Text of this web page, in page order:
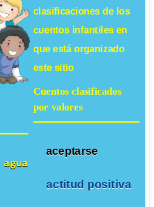
clasificaciones de los
cuentos infantilesen
que está organizado
este sitio
Cuentos clasificados
por valores
aceptarse
actitud positiva
agua